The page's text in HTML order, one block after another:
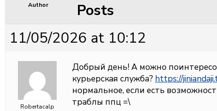
Author
Posts
11/05/2026 at 10:12
Robertacalp
Добрый день! А можно
курьерская служба? https://
нормальное, если есть
траблы ппц =\